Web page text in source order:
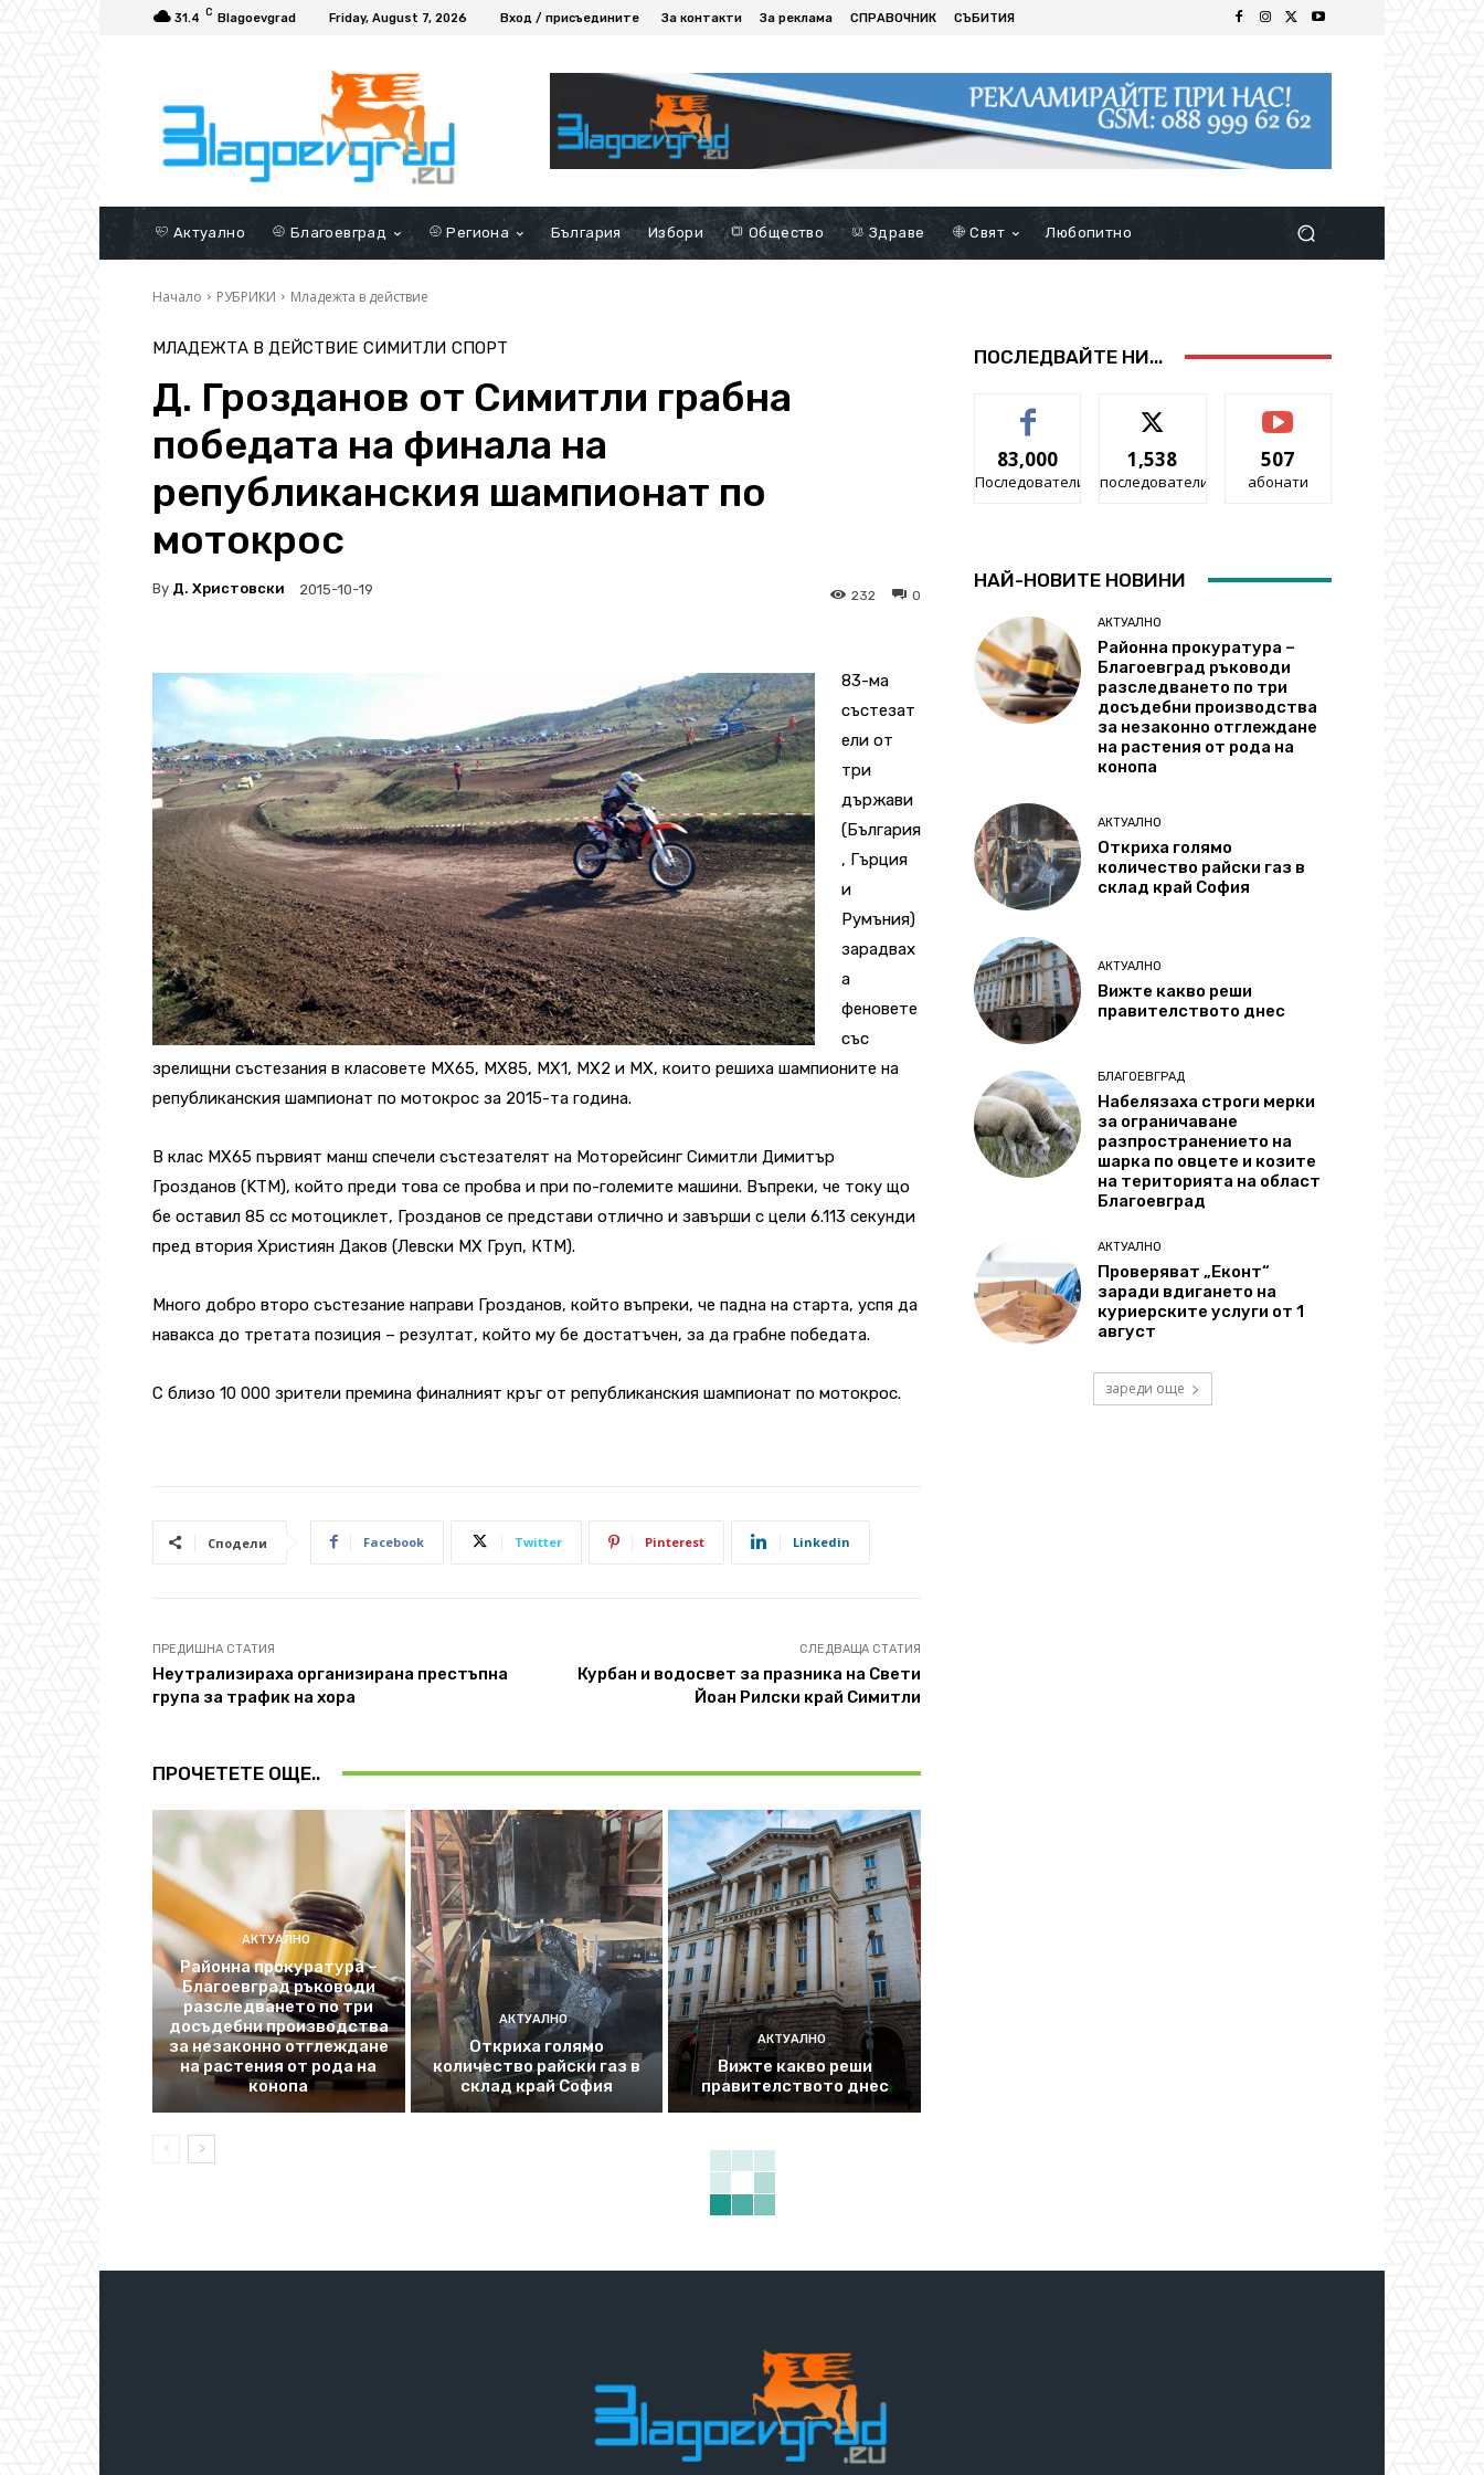
31.4 C Blagoevgrad Friday, August 7, 2026 Вход / присъедините За контакти За реклама СПРАВОЧНИК СЪБИТИЯ
Актуално Благоевград Региона България Избори Общество Здраве Свят Любопитно
Начало РУБРИКИ Младежта в действие
МЛАДЕЖТА В ДЕЙСТВИЕ СИМИТЛИ СПОРТ
Д. Грозданов oт Симитли грабна
победата на финала на
републиканския шампионат по
мотокрос
By Д. Христовски 2015-10-19 0
232
83-ма
състезат
ели от
три
държави
(България
, Гърция
и
Румъния)
зарадвах
а
феновете
със
зрелищни състезания в класовете МХ65, МХ85, МХ1, МХ2 и МХ, които решиха шампионите на
републиканския шампионат по мотокрос за 2015-та година.
В клас МХ65 първият манш спечели състезателят на Моторейсинг Симитли Димитър
Грозданов (KTM), който преди това се пробва и при по-големите машини. Въпреки, че току що
бе оставил 85 сс мотоциклет, Грозданов се представи отлично и завърши с цели 6.113 секунди
пред втория Християн Даков (Левски МХ Груп, КТМ).
Много добро второ състезание направи Грозданов, който въпреки, че падна на старта, успя да
навакса до третата позиция – резултат, който му бе достатъчен, за да грабне победата.
С близо 10 000 зрители премина финалният кръг от републиканския шампионат по мотокрос.
Сподели Facebook Twitter Pinterest Linkedin
ПРЕДИШНА СТАТИЯ
Неутрализираха организирана престъпна
група за трафик на хора
СЛЕДВАЩА СТАТИЯ
Курбан и водосвет за празника на Свети
Йоан Рилски край Симитли
ПРОЧЕТЕТЕ ОЩЕ..
АКТУАЛНО
Районна прокуратура –
Благоевград ръководи
разследването по три
досъдебни производства
за незаконно отглеждане
на растения от рода на
конопа
АКТУАЛНО
Откриха голямо
количество райски газ в
склад край София
АКТУАЛНО
Вижте какво реши
правителството днес
ПОСЛЕДВАЙТЕ НИ...
83,000
Последователи
1,538
последователи
507
абонати
НАЙ-НОВИТЕ НОВИНИ
АКТУАЛНО
Районна прокуратура –
Благоевград ръководи
разследването по три
досъдебни производства
за незаконно отглеждане
на растения от рода на
конопа
АКТУАЛНО
Откриха голямо
количество райски газ в
склад край София
АКТУАЛНО
Вижте какво реши
правителството днес
БЛАГОЕВГРАД
Набелязаха строги мерки
за ограничаване
разпространението на
шарка по овцете и козите
на територията на област
Благоевград
АКТУАЛНО
Проверяват „Еконт“
заради вдигането на
куриерските услуги от 1
август
зареди още